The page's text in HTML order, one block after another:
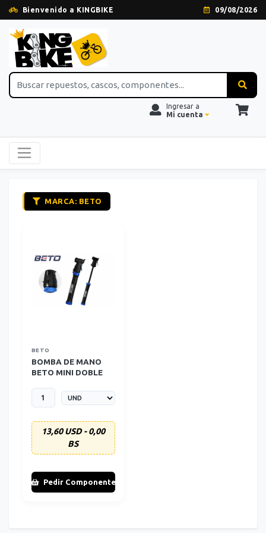
Bienvenido a KINGBIKE 09/08/2026
Ingresar a
Mi cuenta
MARCA: BETO
BETO
BOMBA DE MANO
BETO MINI DOBLE
13,60 USD - 0,00
BS
Pedir Componente